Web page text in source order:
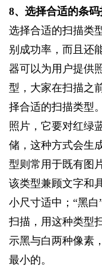
8、选择合适的条
选择合适的扫描类
别成功率，而且还
器可以为用户提供
型，大家在扫描之
择合适的扫描类型
照片，它要对红绿
储，这种方式会生
型则常用于既有图
该类型兼顾文字和
小尺寸适中；“黑
扫描，用这种类型
示黑与白两种像素
最小的。